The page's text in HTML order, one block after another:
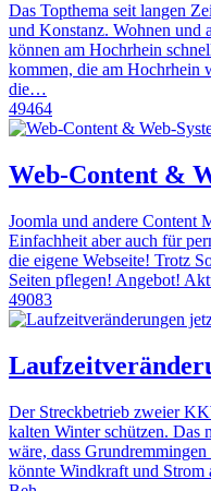
Das Topthema seit langen
und Konstanz. Wohnen und
können am Hochrhein
kommen, die am Hochrhein
die…
49464
Web-Content &
Joomla und andere Content
Einfachheit aber auch für
die eigene Webseite! Trotz
Seiten pflegen! Angebot!
49083
Der Streckbetrieb zweier
kalten Winter schützen. Das
wäre, dass
könnte Windkraft und